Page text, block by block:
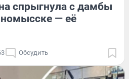
спрыгнула с дамбы
— её
Обсудить